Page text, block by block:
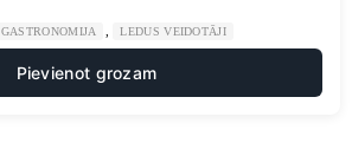
GASTRONOMIJA LEDUS VEIDOTĀJI
Pievienot grozam